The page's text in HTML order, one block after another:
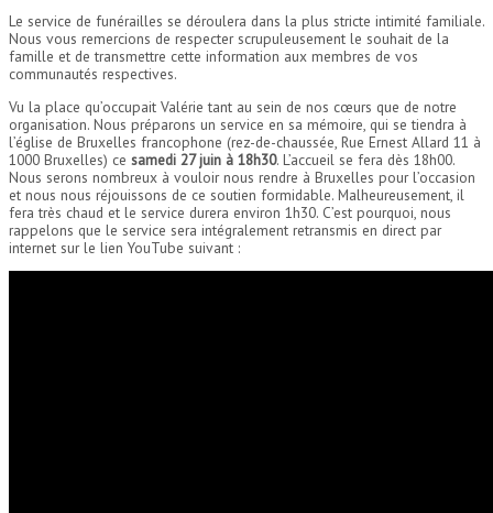
Le service de funérailles se déroulera dans la plus stricte intimité familiale.
Nous vous remercions de respecter scrupuleusement le souhait de la
famille et de transmettre cette information aux membres de vos
communautés respectives.
Vu la place qu’occupait Valérie tant au sein de nos cœurs que de notre
organisation. Nous préparons un service en sa mémoire, qui se tiendra à
l’église de Bruxelles francophone (rez-de-chaussée, Rue Ernest Allard 11 à
1000 Bruxelles) ce samedi 27 juin à 18h30. L’accueil se fera dès 18h00.
Nous serons nombreux à vouloir nous rendre à Bruxelles pour l’occasion
et nous nous réjouissons de ce soutien formidable. Malheureusement, il
fera très chaud et le service durera environ 1h30. C’est pourquoi, nous
rappelons que le service sera intégralement retransmis en direct par
internet sur le lien YouTube suivant :